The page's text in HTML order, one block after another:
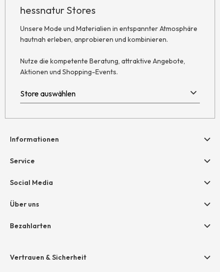
hessnatur Stores
Unsere Mode und Materialien in entspannter Atmosphäre
hautnah erleben, anprobieren und kombinieren.
Nutze die kompetente Beratung, attraktive Angebote,
Aktionen und Shopping-Events.
Informationen
Hilfe & Kontakt
Retoure
AGB
Datenschutz
Service
Geschenkgutscheine
Größentabelle
Social Media
Über uns
Unternehmen
Bezahlarten
Amazon Pay
Vertrauen & Sicherheit